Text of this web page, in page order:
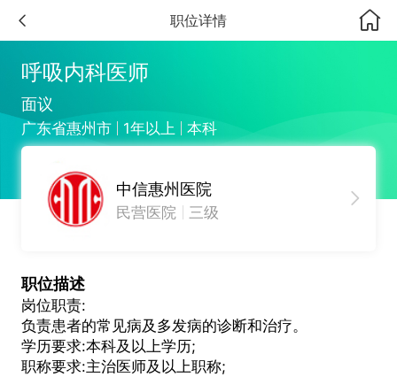
职位详情
呼吸内科医师
面议
广东省惠州市 1年以上 本科
中信惠州医院
民营医院 三级
职位描述
岗位职责:
负责患者的常见病及多发病的诊断和治疗。
学历要求:本科及以上学历;
职称要求:主治医师及以上职称;